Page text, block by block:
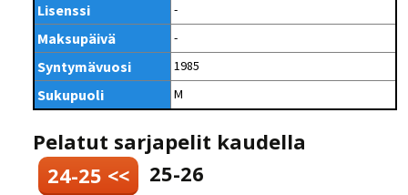
Lisenssi -
Maksupäivä -
Syntymävuosi 1985
Sukupuoli M
Pelatut sarjapelit kaudella
24-25 <<
25-26